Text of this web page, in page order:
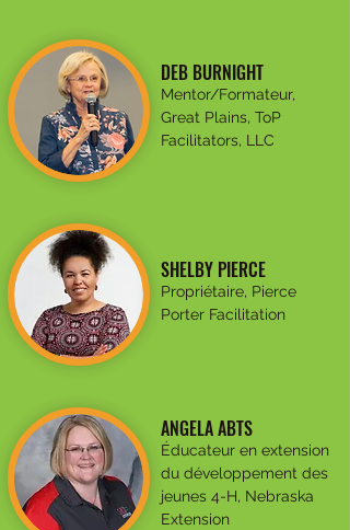
DEB BURNIGHT
Mentor/Formateur,
Great Plains, ToP
Facilitators, LLC
SHELBY PIERCE
Propriétaire, Pierce
Porter Facilitation
ANGELA ABTS
Éducateur en extension
du développement des
jeunes 4-H, Nebraska
Extension